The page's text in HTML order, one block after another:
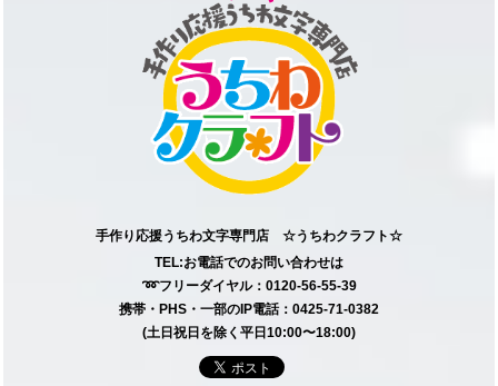
手作り応援うちわ文字専門店 ☆うちわクラフト☆
TEL:お電話でのお問い合わせは
➿フリーダイヤル：0120-56-55-39
携帯・PHS・一部のIP電話：0425-71-0382
(土日祝日を除く平日10:00〜18:00)